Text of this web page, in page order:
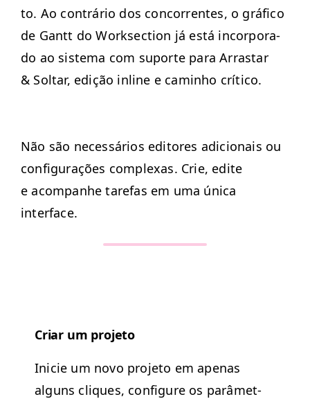
to. Ao con­trário dos con­cor­rentes, o grá­fi­co
de Gantt do Work­sec­tion já está incor­po­ra­
do ao sis­tema com suporte para Arras­tar
& Soltar, edição inline e cam­in­ho crítico.
Não são necessários edi­tores adi­cionais ou
con­fig­u­rações com­plexas. Crie, edite
e acom­pan­he tare­fas em uma úni­ca
interface.
Cri­ar um projeto
Ini­cie um novo pro­je­to em ape­nas
alguns cliques, con­fig­ure os parâmet­